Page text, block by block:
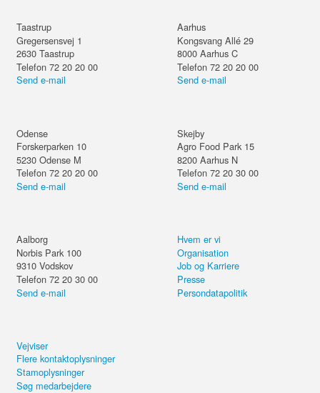
Taastrup
Gregersensvej 1
2630 Taastrup
Telefon 72 20 20 00
Send e-mail
Aarhus
Kongsvang Allé 29
8000 Aarhus C
Telefon 72 20 20 00
Send e-mail
Odense
Forskerparken 10
5230 Odense M
Telefon 72 20 20 00
Send e-mail
Skejby
Agro Food Park 15
8200 Aarhus N
Telefon 72 20 30 00
Send e-mail
Aalborg
Norbis Park 100
9310 Vodskov
Telefon 72 20 30 00
Send e-mail
Hvem er vi
Organisation
Job og Karriere
Presse
Persondatapolitik
Vejviser
Flere kontaktoplysninger
Stamoplysninger
Søg medarbejdere